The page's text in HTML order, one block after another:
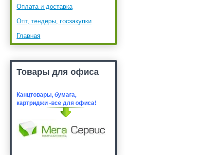
Оплата и доставка
Опт, тендеры, госзакупки
Главная
Товары для офиса
Канцтовары, бумага,
картриджи -все для офиса!